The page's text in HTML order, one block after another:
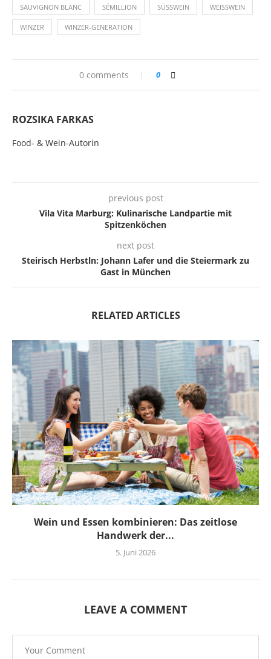
SAUVIGNON BLANC SÉMILLION SÜSSWEIN WEISSWEIN
WINZER WINZER-GENERATION
0 comments 0
ROZSIKA FARKAS
Food- & Wein-Autorin
previous post
Vila Vita Marburg: Kulinarische Landpartie mit
Spitzenköchen
next post
Steirisch Herbstln: Johann Lafer und die Steiermark zu
Gast in München
RELATED ARTICLES
Wein und Essen kombinieren: Das zeitlose
Handwerk der...
5. Juni 2026
LEAVE A COMMENT